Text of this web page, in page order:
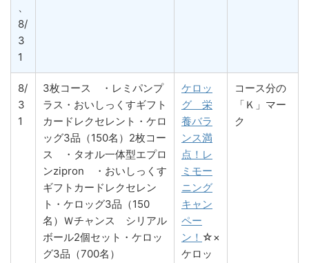
、
8/
3
1
8/
3
1
3枚コース ・レミパンプ
ラス・おいしっくすギフト
カードレクセレント・ケロ
ッグ3品（150名）2枚コー
ス ・タオル一体型エプロ
ンzipron ・おいしっくす
ギフトカードレクセレン
ト・ケロッグ3品（150
名）Ｗチャンス シリアル
ボール2個セット・ケロッ
グ3品（700名）
ケロッ
グ 栄
養バラ
ンス満
点！レ
ミモー
ニング
キャン
ペー
ン！ ☆×
ケロッ
コース分の
「Ｋ」マー
ク